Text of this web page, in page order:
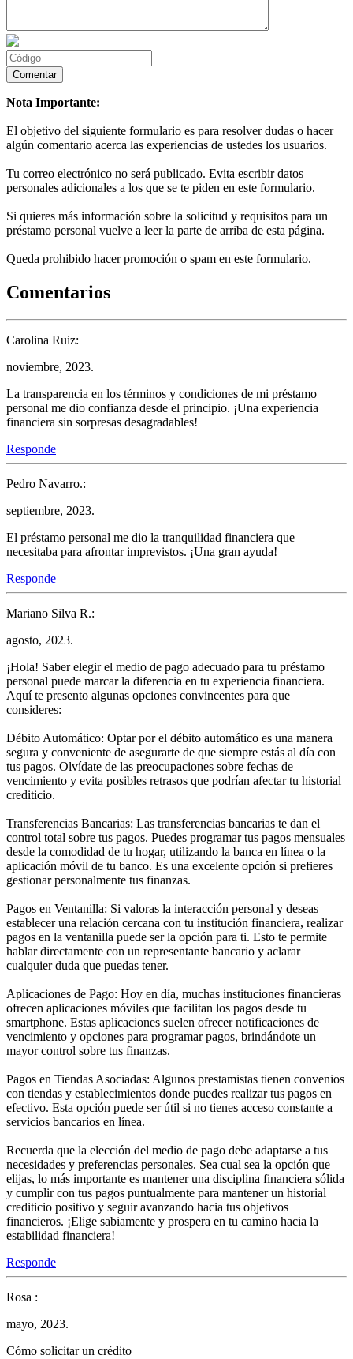
Nota Importante:
El objetivo del siguiente formulario es para resolver dudas o hacer
algún comentario acerca las experiencias de ustedes los usuarios.
Tu correo electrónico no será publicado. Evita escribir datos
personales adicionales a los que se te piden en este formulario.
Si quieres más información sobre la solicitud y requisitos para un
préstamo personal vuelve a leer la parte de arriba de esta página.
Queda prohibido hacer promoción o spam en este formulario.
Comentarios
Carolina Ruiz:
noviembre, 2023.
La transparencia en los términos y condiciones de mi préstamo
personal me dio confianza desde el principio. ¡Una experiencia
financiera sin sorpresas desagradables!
Responde
Pedro Navarro.:
septiembre, 2023.
El préstamo personal me dio la tranquilidad financiera que
necesitaba para afrontar imprevistos. ¡Una gran ayuda!
Responde
Mariano Silva R.:
agosto, 2023.
¡Hola! Saber elegir el medio de pago adecuado para tu préstamo
personal puede marcar la diferencia en tu experiencia financiera.
Aquí te presento algunas opciones convincentes para que
consideres:
Débito Automático: Optar por el débito automático es una manera
segura y conveniente de asegurarte de que siempre estás al día con
tus pagos. Olvídate de las preocupaciones sobre fechas de
vencimiento y evita posibles retrasos que podrían afectar tu historial
crediticio.
Transferencias Bancarias: Las transferencias bancarias te dan el
control total sobre tus pagos. Puedes programar tus pagos mensuales
desde la comodidad de tu hogar, utilizando la banca en línea o la
aplicación móvil de tu banco. Es una excelente opción si prefieres
gestionar personalmente tus finanzas.
Pagos en Ventanilla: Si valoras la interacción personal y deseas
establecer una relación cercana con tu institución financiera, realizar
pagos en la ventanilla puede ser la opción para ti. Esto te permite
hablar directamente con un representante bancario y aclarar
cualquier duda que puedas tener.
Aplicaciones de Pago: Hoy en día, muchas instituciones financieras
ofrecen aplicaciones móviles que facilitan los pagos desde tu
smartphone. Estas aplicaciones suelen ofrecer notificaciones de
vencimiento y opciones para programar pagos, brindándote un
mayor control sobre tus finanzas.
Pagos en Tiendas Asociadas: Algunos prestamistas tienen convenios
con tiendas y establecimientos donde puedes realizar tus pagos en
efectivo. Esta opción puede ser útil si no tienes acceso constante a
servicios bancarios en línea.
Recuerda que la elección del medio de pago debe adaptarse a tus
necesidades y preferencias personales. Sea cual sea la opción que
elijas, lo más importante es mantener una disciplina financiera sólida
y cumplir con tus pagos puntualmente para mantener un historial
crediticio positivo y seguir avanzando hacia tus objetivos
financieros. ¡Elige sabiamente y prospera en tu camino hacia la
estabilidad financiera!
Responde
Rosa :
mayo, 2023.
Cómo solicitar un crédito